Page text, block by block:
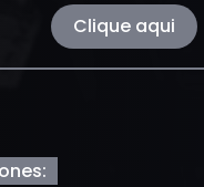
Clique aqui